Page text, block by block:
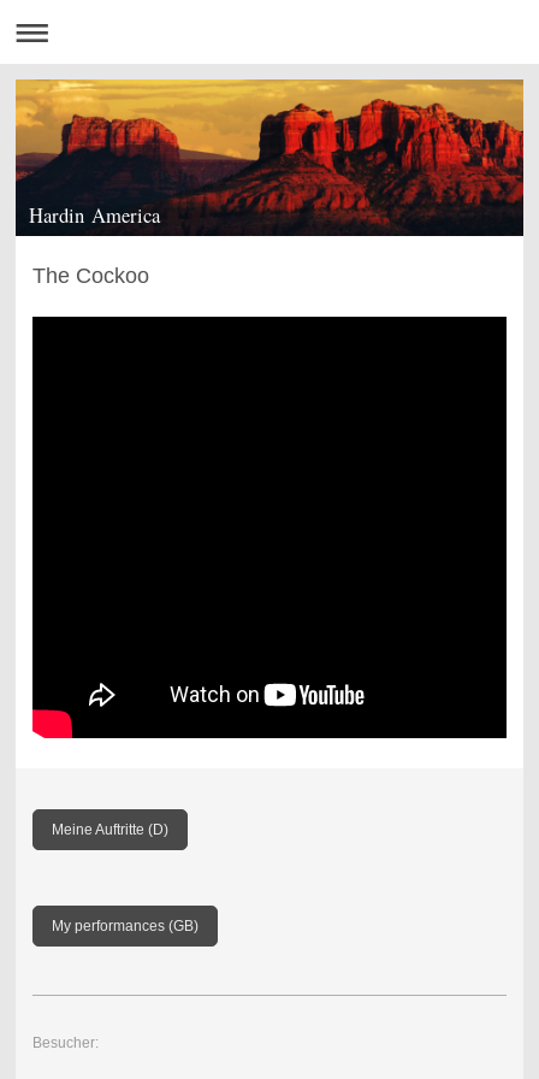
Hardin America
The Cockoo
Meine Auftritte (D)
My performances (GB)
Besucher: